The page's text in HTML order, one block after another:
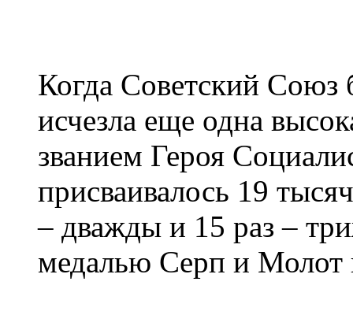
Когда Советский Союз
исчезла еще одна
званием Героя
присваивалось 19
– дважды и 15 раз –
медалью Серп и